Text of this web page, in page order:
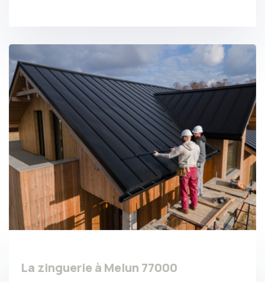
La zinguerie à Melun 77000